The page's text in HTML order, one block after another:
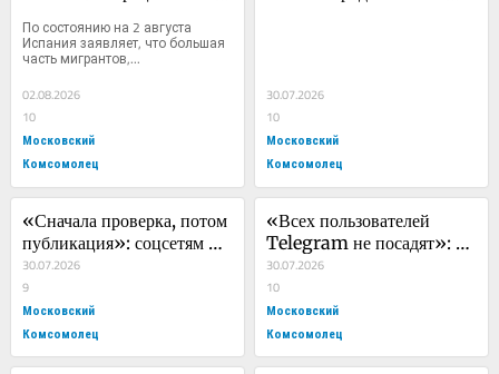
спровоцировал
крупнейший спор о
последние годы
По состоянию на 2 августа
Испания заявляет, что большая
часть мигрантов,...
02.08.2026
10
Московский
Комсомолец
30.07.2026
10
Московский
Комсомолец
«Сначала проверка, потом
публикация»: соцсетям
предложили ввести
тотальную премодерацию
30.07.2026
9
Московский
Комсомолец
«Всех пользователей
Telegram не посадят»:
адвокат объяснила
последствия дела Дурова
30.07.2026
10
Московский
Комсомолец